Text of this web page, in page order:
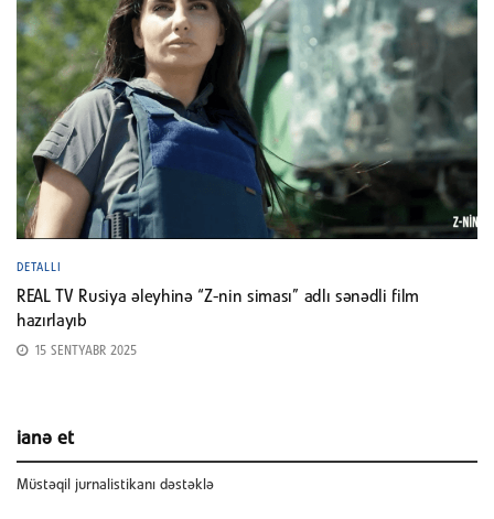
DETALLI
REAL TV Rusiya əleyhinə “Z-nin siması” adlı sənədli film
hazırlayıb
15 SENTYABR 2025
ianə et
Müstəqil jurnalistikanı dəstəklə